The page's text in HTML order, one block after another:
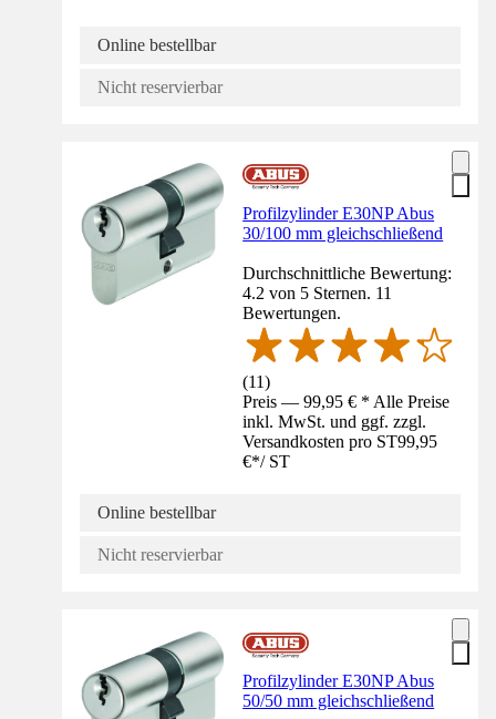
Online bestellbar
Nicht reservierbar
Profilzylinder E30NP Abus
30/100 mm gleichschließend
Durchschnittliche Bewertung:
4.2 von 5 Sternen. 11
Bewertungen.
(11)
Preis — 99,95 € * Alle Preise
inkl. MwSt. und ggf. zzgl.
Versandkosten pro ST99,95
€*/ ST
Online bestellbar
Nicht reservierbar
Profilzylinder E30NP Abus
50/50 mm gleichschließend